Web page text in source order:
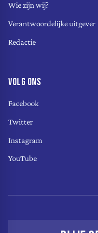
Wie zijn wij?
Verantwoordelijke uitgever
Redactie
VOLG ONS
Facebook
Twitter
Instagram
YouTube